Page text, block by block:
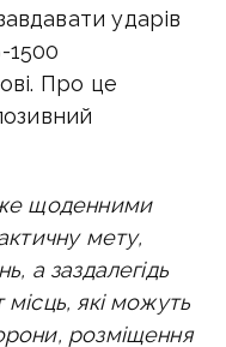
ударів
Про це
щоденними
мету,
а заздалегідь
які можуть
розміщення